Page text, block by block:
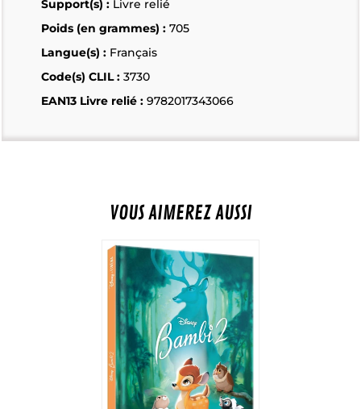
Support(s) : Livre relié
Poids (en grammes) : 705
Langue(s) : Français
Code(s) CLIL : 3730
EAN13 Livre relié : 9782017343066
VOUS AIMEREZ AUSSI